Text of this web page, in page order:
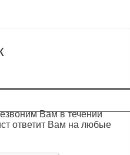
Вам в течении
ответит Вам на любые